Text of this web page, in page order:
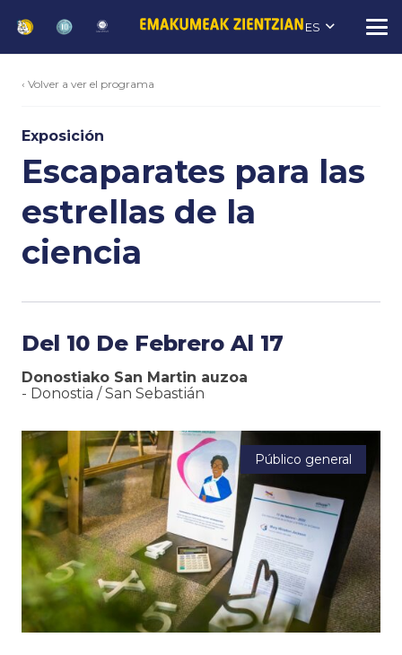
ES
‹ Volver a ver el programa
Exposición
Escaparates para las
estrellas de la
ciencia
Del 10 De Febrero Al 17
Donostiako San Martin auzoa
- Donostia / San Sebastián
Público general